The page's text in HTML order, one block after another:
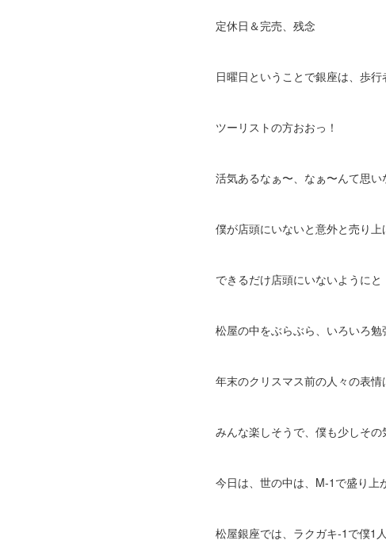
定休日＆完売、残念
日曜日ということで銀座は、歩行
ツーリストの方おおっ！
活気あるなぁ〜、なぁ〜んて思い
僕が店頭にいないと意外と売り上
できるだけ店頭にいないようにと
松屋の中をぶらぶら、いろいろ勉
年末のクリスマス前の人々の表情
みんな楽しそうで、僕も少しその
今日は、世の中は、M-1で盛り上
松屋銀座では、ラクガキ-1で僕1